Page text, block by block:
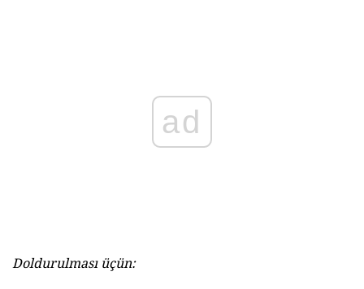
ad
Doldurulması üçün: